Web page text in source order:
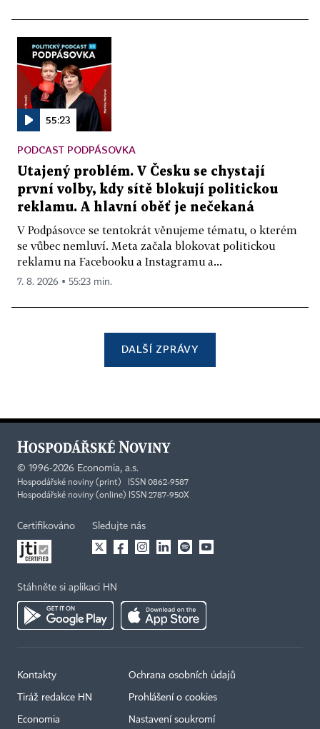
55:23
PODCAST PODPÁSOVKA
Utajený problém. V Česku se chystají
první volby, kdy sítě blokují politickou
reklamu. A hlavní oběť je nečekaná
V Podpásovce se tentokrát věnujeme tématu, o kterém
se vůbec nemluví. Meta začala blokovat politickou
reklamu na Facebooku a Instagramu a...
7. 8. 2026 ▪ 55:23 min.
DALŠÍ ZPRÁVY
© 1996-2026 Economia, a.s.
Hospodářské noviny (print) ISSN 0862-9587
Hospodářské noviny (online) ISSN 2787-950X
Certifikováno Sledujte nás
Stáhněte si aplikaci HN
Kontakty
Tiráž redakce HN
Economia
Ochrana osobních údajů
Prohlášení o cookies
Nastavení soukromí